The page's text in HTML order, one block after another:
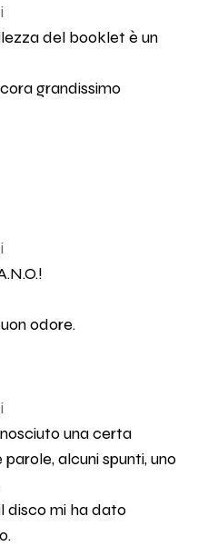
del booklet è un
grandissimo
odore.
una certa
alcuni spunti, uno
disco mi ha dato